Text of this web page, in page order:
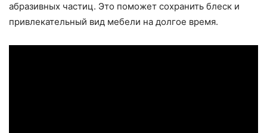
абразивных частиц. Это поможет сохранить блеск и
привлекательный вид мебели на долгое время.